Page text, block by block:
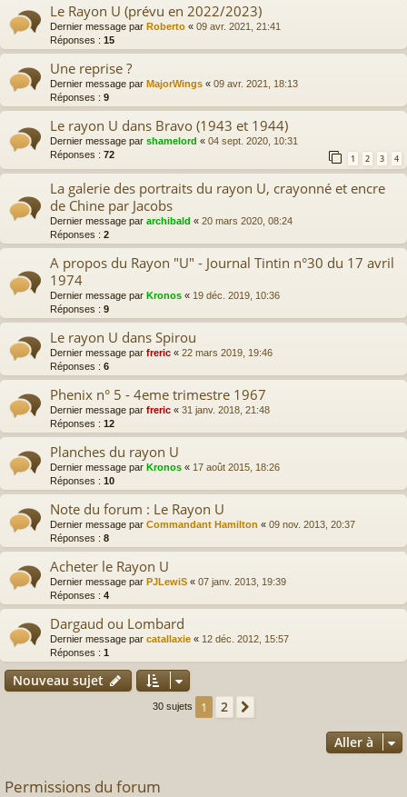
Le Rayon U (prévu en 2022/2023)
Dernier message par Roberto « 09 avr. 2021, 21:41
Réponses : 15
Une reprise ?
Dernier message par MajorWings « 09 avr. 2021, 18:13
Réponses : 9
Le rayon U dans Bravo (1943 et 1944)
Dernier message par shamelord « 04 sept. 2020, 10:31
Réponses : 72 1 2 3 4
La galerie des portraits du rayon U, crayonné et encre
de Chine par Jacobs
Dernier message par archibald « 20 mars 2020, 08:24
Réponses : 2
A propos du Rayon "U" - Journal Tintin n°30 du 17 avril
1974
Dernier message par Kronos « 19 déc. 2019, 10:36
Réponses : 9
Le rayon U dans Spirou
Dernier message par freric « 22 mars 2019, 19:46
Réponses : 6
Phenix n° 5 - 4eme trimestre 1967
Dernier message par freric « 31 janv. 2018, 21:48
Réponses : 12
Planches du rayon U
Dernier message par Kronos « 17 août 2015, 18:26
Réponses : 10
Note du forum : Le Rayon U
Dernier message par Commandant Hamilton « 09 nov. 2013, 20:37
Réponses : 8
Acheter le Rayon U
Dernier message par PJLewiS « 07 janv. 2013, 19:39
Réponses : 4
Dargaud ou Lombard
Dernier message par catallaxie « 12 déc. 2012, 15:57
Réponses : 1
Nouveau sujet
30 sujets 1 2
Aller à
Permissions du forum